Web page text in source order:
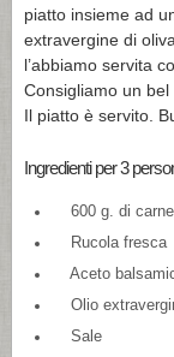
piatto insieme ad
extravergine di
l’abbiamo servita
Consigliamo un
Il piatto è servito.
Ingredienti per 3
600 g. di
Rucola fresca
Aceto
Olio
Sale